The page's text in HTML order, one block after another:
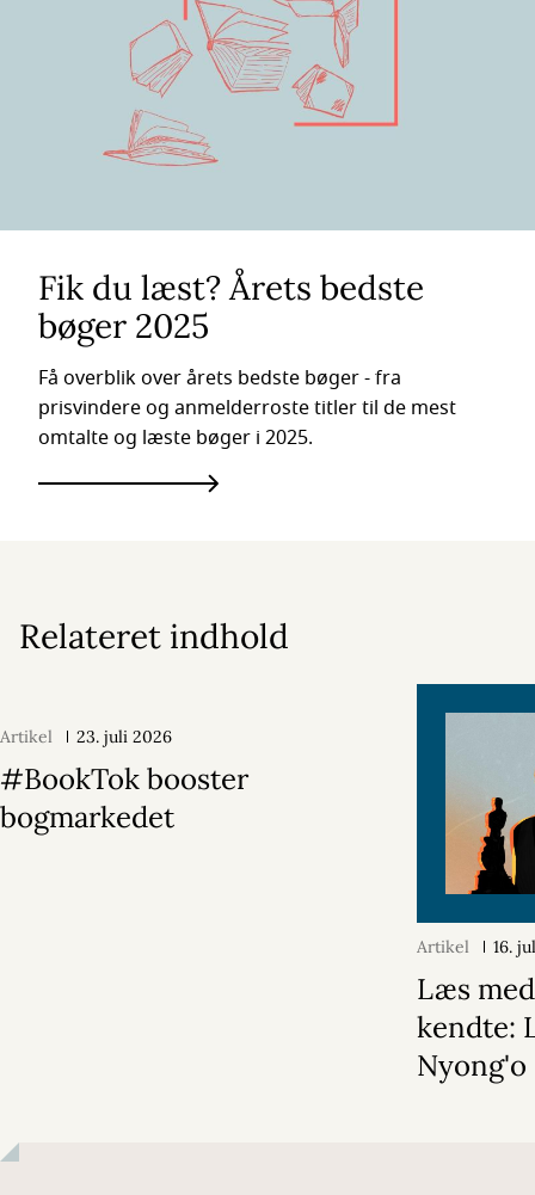
Fik du læst? Årets bedste
bøger 2025
Få overblik over årets bedste bøger - fra
prisvindere og anmelderroste titler til de mest
omtalte og læste bøger i 2025.
Relateret indhold
Artikel 23. juli 2026
#BookTok booster
bogmarkedet
Artikel 16.
Læs
kendte:
Nyong'o